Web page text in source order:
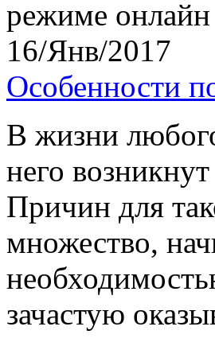
16/Янв/2017
Особенности
В жизни
него
Причин для
множество,
зачастую